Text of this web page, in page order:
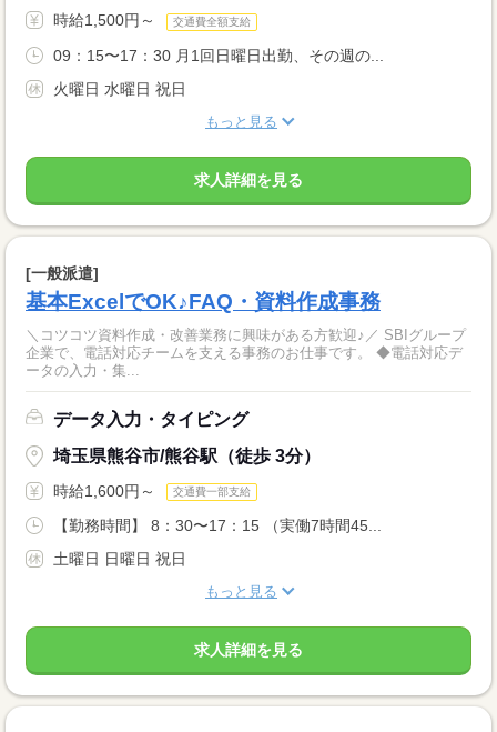
時給1,500円～ 交通費全額支給
09：15〜17：30 月1回日曜日出勤、その週の...
火曜日 水曜日 祝日
もっと見る
求人詳細を見る
[一般派遣]
基本ExcelでOK♪FAQ・資料作成事務
＼コツコツ資料作成・改善業務に興味がある方歓迎♪／ SBIグループ
企業で、電話対応チームを支える事務のお仕事です。 ◆電話対応デ
ータの入力・集...
データ入力・タイピング
埼玉県熊谷市/熊谷駅（徒歩 3分）
時給1,600円～ 交通費一部支給
【勤務時間】 8：30〜17：15 （実働7時間45...
土曜日 日曜日 祝日
もっと見る
求人詳細を見る